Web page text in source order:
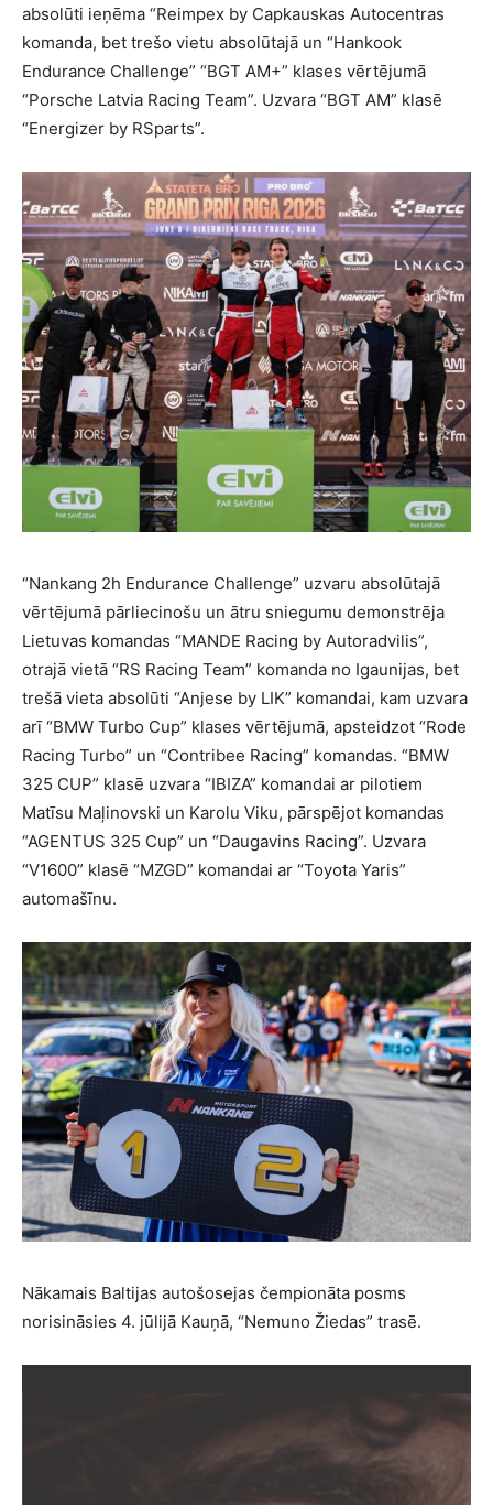
absolūti ieņēma “Reimpex by Capkauskas Autocentras
komanda, bet trešo vietu absolūtajā un “Hankook
Endurance Challenge” “BGT AM+” klases vērtējumā
“Porsche Latvia Racing Team”. Uzvara “BGT AM” klasē
“Energizer by RSparts”.
“Nankang 2h Endurance Challenge” uzvaru absolūtajā
vērtējumā pārliecinošu un ātru sniegumu demonstrēja
Lietuvas komandas “MANDE Racing by Autoradvilis”,
otrajā vietā “RS Racing Team” komanda no Igaunijas, bet
trešā vieta absolūti “Anjese by LIK” komandai, kam uzvara
arī “BMW Turbo Cup” klases vērtējumā, apsteidzot “Rode
Racing Turbo” un “Contribee Racing” komandas. “BMW
325 CUP” klasē uzvara “IBIZA” komandai ar pilotiem
Matīsu Maļinovski un Karolu Viku, pārspējot komandas
“AGENTUS 325 Cup” un “Daugavins Racing”. Uzvara
“V1600” klasē “MZGD” komandai ar “Toyota Yaris”
automašīnu.
Nākamais Baltijas autošosejas čempionāta posms
norisināsies 4. jūlijā Kauņā, “Nemuno Žiedas” trasē.